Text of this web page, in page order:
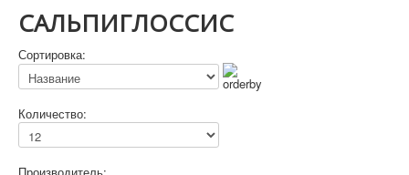
САЛЬПИГЛОССИС
Сортировка:
Количество: